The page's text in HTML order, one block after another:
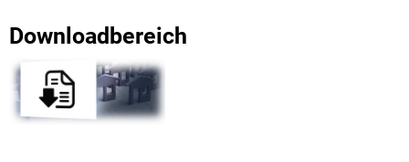
Downloadbereich
Downloadbereich